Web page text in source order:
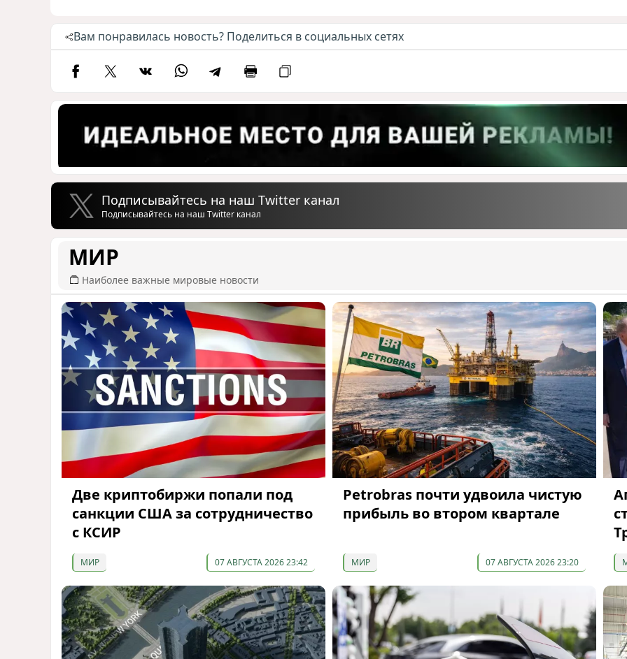
Вам понравилась новость? Поделиться в социальных сетях
Подписывайтесь на наш Twitter канал
Подписывайтесь на наш Twitter канал
МИР
Наиболее важные мировые новости
Две криптобиржи попали под
санкции США за сотрудничество
с КСИР
МИР 07 АВГУСТА 2026 23:42
Petrobras почти удвоила чистую
прибыль во втором квартале
МИР 07 АВГУСТА 2026 23:20